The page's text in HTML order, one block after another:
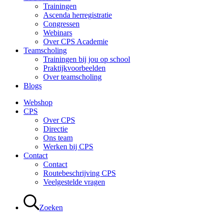
Trainingen
Ascenda herregistratie
Congressen
Webinars
Over CPS Academie
Teamscholing
Trainingen bij jou op school
Praktijkvoorbeelden
Over teamscholing
Blogs
Webshop
CPS
Over CPS
Directie
Ons team
Werken bij CPS
Contact
Contact
Routebeschrijving CPS
Veelgestelde vragen
Zoeken